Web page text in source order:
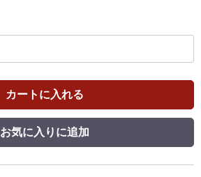
カートに入れる
お気に入りに追加